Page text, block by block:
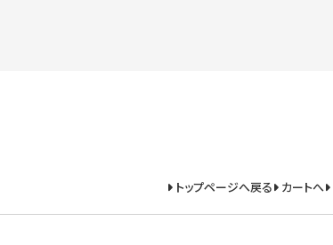
トップページへ戻る カートへ